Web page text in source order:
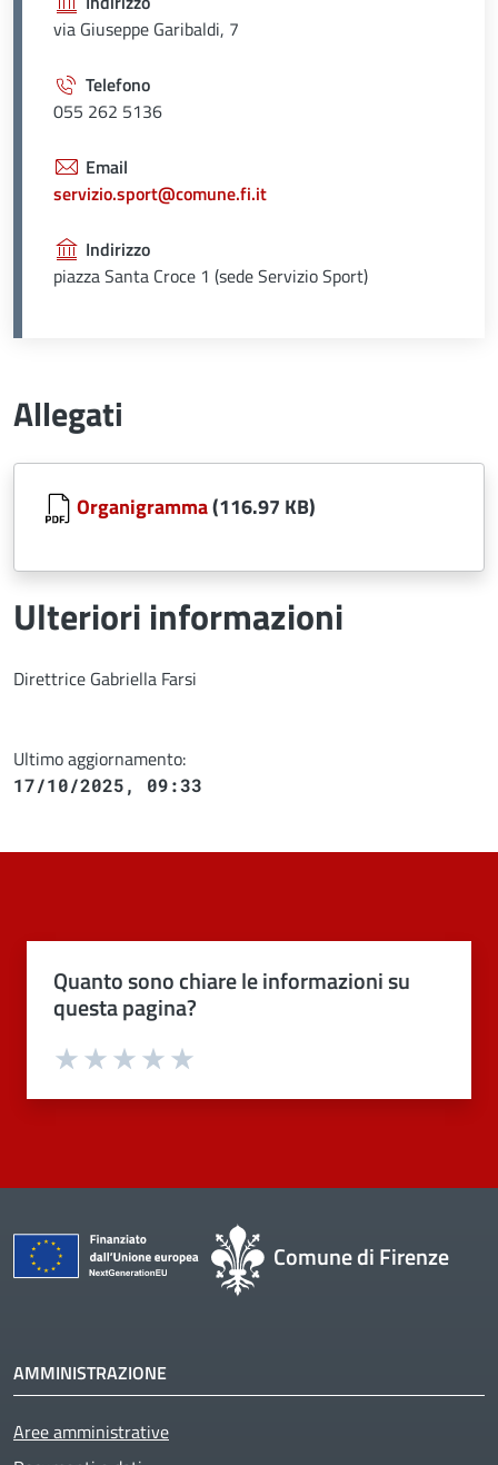
via Giuseppe Garibaldi, 7
Telefono
055 262 5136
Email
servizio.sport@comune.fi.it
Indirizzo
piazza Santa Croce 1 (sede Servizio Sport)
Allegati
Document
Organigramma(116.97 KB)
Ulteriori informazioni
Direttrice Gabriella Farsi
Ultimo aggiornamento:
17/10/2025, 09:33
Quanto sono chiare le informazioni su
questa pagina?
Valuta 4 stelle su 5
Valuta 3 stelle su 5
Valuta 2 stelle su 5
Valuta 1 stelle su 5
Comune di Firenze
AMMINISTRAZIONE
Aree amministrative